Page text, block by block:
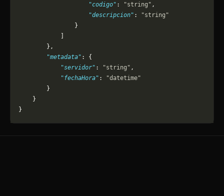
                    "codigo"
: "string" ,
                    "descripcion"
:
"string"
                }
        },
        "metadata"
: {
            "servidor"
: "string" ,
            "fechaHora"
:
"datetime"
        }
    }
}